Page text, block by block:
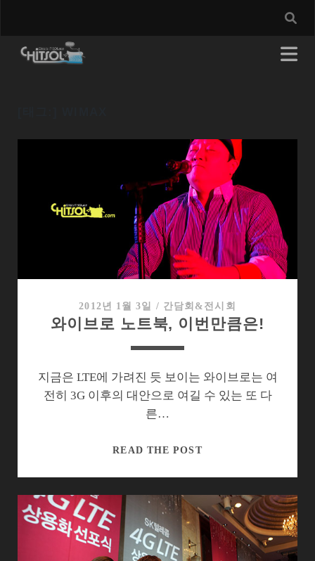
2012년 1월 3일 / 간담회&전시회
와이브로 노트북, 이번만큼은!
지금은 LTE에 가려진 듯 보이는 와이브로는 여
전히 3G 이후의 대안으로 여길 수 있는 또 다
른…
READ THE POST와
노
트
북,